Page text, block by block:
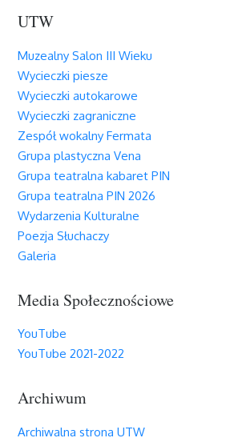
UTW
Muzealny Salon III Wieku
Wycieczki piesze
Wycieczki autokarowe
Wycieczki zagraniczne
Zespół wokalny Fermata
Grupa plastyczna Vena
Grupa teatralna kabaret PIN
Grupa teatralna PIN 2026
Wydarzenia Kulturalne
Poezja Słuchaczy
Galeria
Media Społecznościowe
YouTube
YouTube 2021-2022
Archiwum
Archiwalna strona UTW